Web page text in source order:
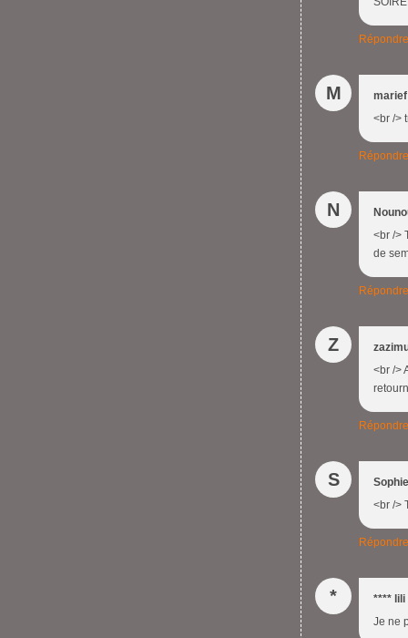
Répondre
M
marief
<br />
Répondre
N
<br />
de
Répondre
Z
<br />
Répondre
S
Sophie
<br />
Répondre
*
**** lili
Je ne